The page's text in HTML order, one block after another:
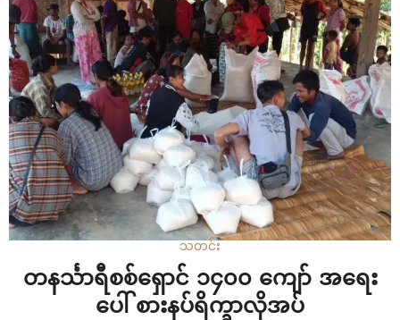
သတင်း
တနင်္သာရီစစ်ရှောင် ၁၄၀၀ ကျော် အရေး
ပေါ် စားနပ်ရိက္ခာလိုအပ်